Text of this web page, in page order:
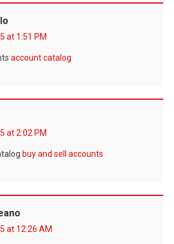
at 1:51 PM
account catalog
at 2:02 PM
buy and sell accounts
at 12:26 AM